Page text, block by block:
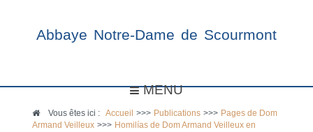
Abbaye Notre-Dame de Scourmont
MENU
Vous êtes ici :Accueil >>> Publications >>> Pages de Dom
Armand Veilleux >>> Homilías de Dom Armand Veilleux en